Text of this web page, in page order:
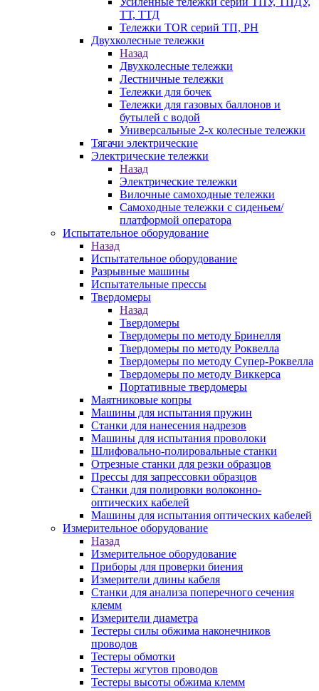
ТТ, ТТД
Тележки TOR серий ТП, PH
Двухколесные тележки
Назад
Двухколесные тележки
Лестничные тележки
Тележки для бочек
Тележки для газовых баллонов и
бутылей с водой
Универсальные 2-х колесные тележки
Тягачи электрические
Электрические тележки
Назад
Электрические тележки
Вилочные самоходные тележки
Самоходные тележки с сиденьем/
платформой оператора
Испытательное оборудование
Назад
Испытательное оборудование
Разрывные машины
Испытательные прессы
Твердомеры
Назад
Твердомеры
Твердомеры по методу Бринелля
Твердомеры по методу Роквелла
Твердомеры по методу Супер-Роквелла
Твердомеры по методу Виккерса
Портативные твердомеры
Маятниковые копры
Машины для испытания пружин
Станки для нанесения надрезов
Машины для испытания проволоки
Шлифовально-полировальные станки
Отрезные станки для резки образцов
Прессы для запрессовки образцов
Станки для полировки волоконно-
оптических кабелей
Машины для испытания оптических кабелей
Измерительное оборудование
Назад
Измерительное оборудование
Приборы для проверки биения
Измерители длины кабеля
Станки для анализа поперечного сечения
клемм
Измерители диаметра
Тестеры силы обжима наконечников
проводов
Тестеры обмотки
Тестеры жгутов проводов
Тестеры высоты обжима клемм